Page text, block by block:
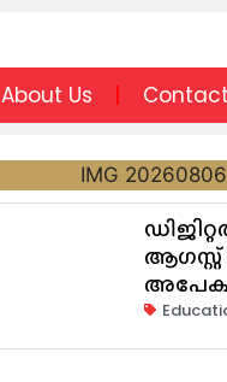
About Us
ആഗസ്റ്റ്